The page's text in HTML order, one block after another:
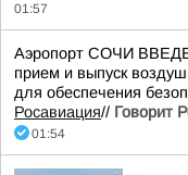
01:57
Аэропорт СОЧИ
прием и выпуск
для обеспечения
Росавиация// Говорит
01:54